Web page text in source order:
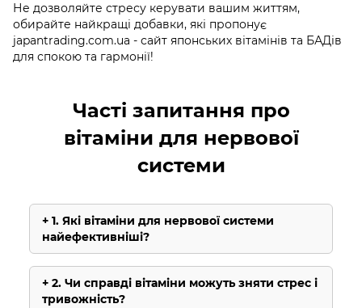
Не дозволяйте стресу керувати вашим життям,
обирайте найкращі добавки, які пропонує
japantrading.com.ua - сайт японських вітамінів та БАДів
для спокою та гармонії!
Часті запитання про
вітаміни для нервової
системи
1. Які вітаміни для нервової системи
найефективніші?
2. Чи справді вітаміни можуть зняти стрес і
тривожність?